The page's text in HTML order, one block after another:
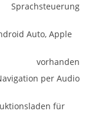
Sprachsteuerung
Auto, Apple
vorhanden
per Audio
für